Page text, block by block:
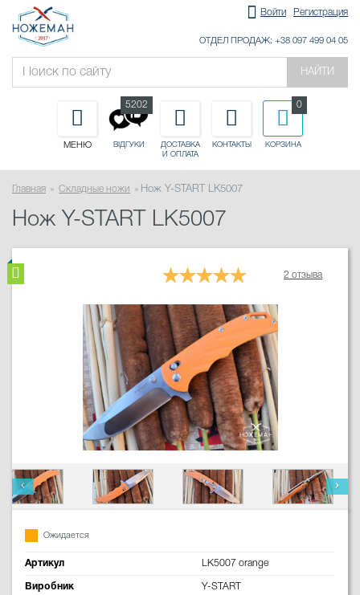
Войти Регистрация
ОТДЕЛ ПРОДАЖ: +38 097 499 04 05
НАЙТИ
МЕНЮ ВІДГУКИ
5202
ДОСТАВКА
И ОПЛАТА
КОНТАКТЫ КОРЗИНА
0
Главная Складные ножи Нож Y-START LK5007
Нож Y-START LK5007
2 отзыва
Ожидается
Артикул LK5007 orange
Виробник Y-START